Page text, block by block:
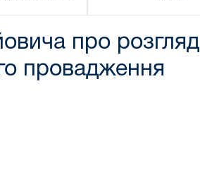
про розгляд
провадження